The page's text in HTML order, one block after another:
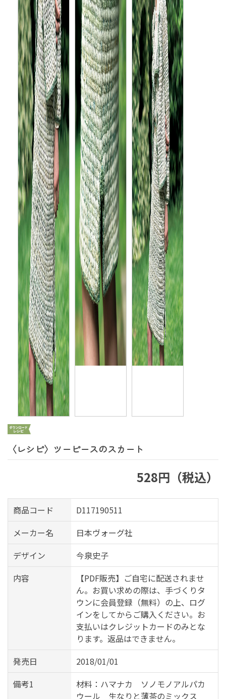
〈レシピ〉ツーピースのスカート
528円（税込）
商品コード
D117190511
メーカー名
日本ヴォーグ社
デザイン
今泉史子
内容
【PDF販売】ご自宅に配送されませ
ん。お買い求めの際は、手づくりタ
ウンに会員登録（無料）の上、ログ
インをしてからご購入ください。お
支払いはクレジットカードのみとな
ります。返品はできません。
発売日
2018/01/01
備考1
材料：ハマナカ ソノモノアルパカ
ウール 生なりと薄茶のミックス